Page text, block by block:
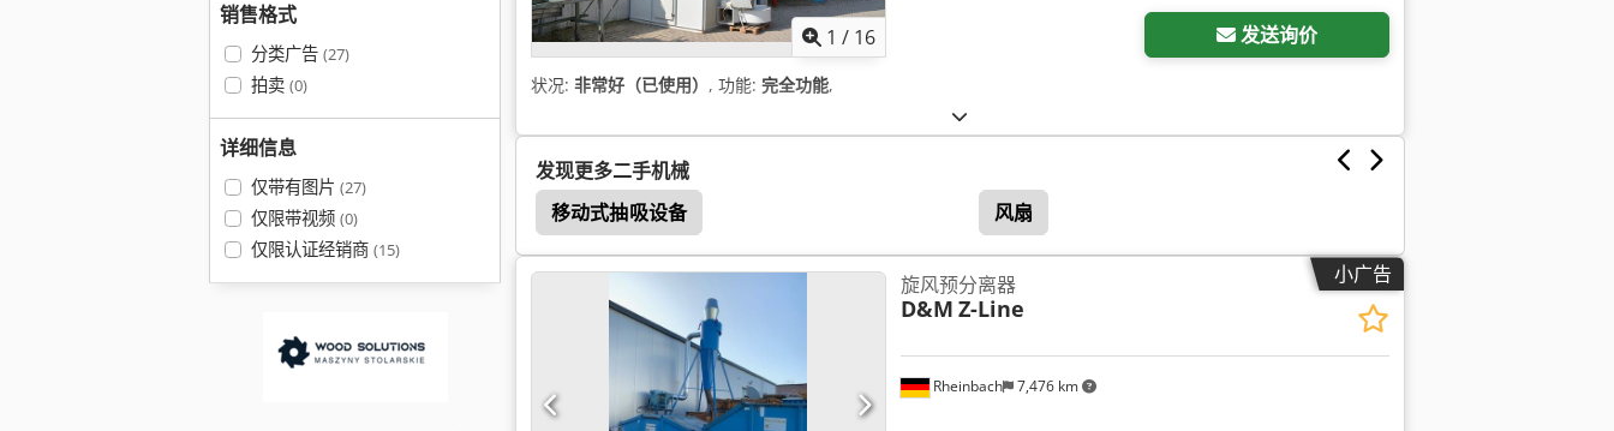
销售格式
分类广告 (27)
拍卖 (0)
详细信息
仅带有图片 (27)
仅限带视频 (0)
仅限认证经销商 (15)
1 / 16 发送询价
状况: 非常好（已使用） , 功能: 完全功能,
发现更多二手机械
移动式抽吸设备
风扇
小广告
Rheinbach 7,476 km
旋风预分离器
D&M Z-Line